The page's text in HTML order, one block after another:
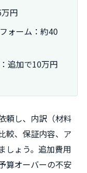
円
ォーム：約40
追加で10万円
頼し、内訳（材料
較、保証内容、ア
しょう。追加費用
算オーバーの不安